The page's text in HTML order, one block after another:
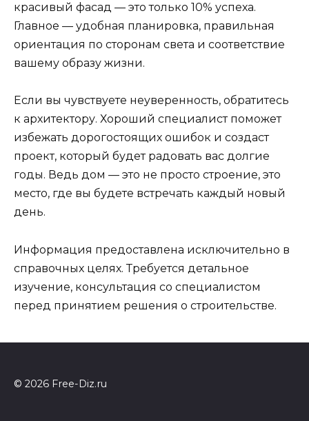
красивый фасад — это только 10% успеха.
Главное — удобная планировка, правильная
ориентация по сторонам света и соответствие
вашему образу жизни.
Если вы чувствуете неуверенность, обратитесь
к архитектору. Хороший специалист поможет
избежать дорогостоящих ошибок и создаст
проект, который будет радовать вас долгие
годы. Ведь дом — это не просто строение, это
место, где вы будете встречать каждый новый
день.
Информация предоставлена исключительно в
справочных целях. Требуется детальное
изучение, консультация со специалистом
перед принятием решения о строительстве.
© 2026 Free-Diz.ru